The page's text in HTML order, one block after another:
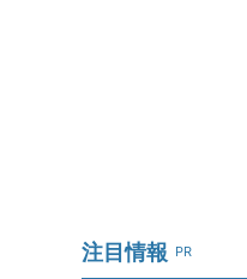
注目情報 PR